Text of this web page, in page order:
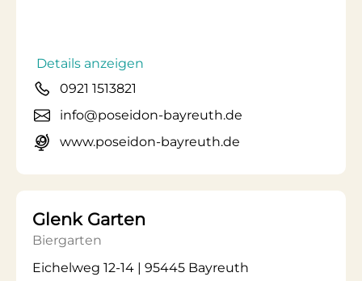
Details anzeigen
0921 1513821
info@poseidon-bayreuth.de
www.poseidon-bayreuth.de
Glenk Garten
Biergarten
Eichelweg 12-14 | 95445 Bayreuth